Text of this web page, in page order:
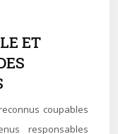
ET
coupables
responsables